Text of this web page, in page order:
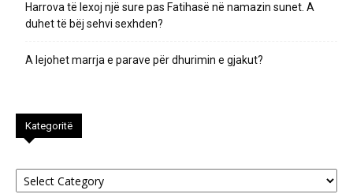
Harrova të lexoj një sure pas Fatihasë në namazin sunet. A
duhet të bëj sehvi sexhden?
A lejohet marrja e parave për dhurimin e gjakut?
Kategoritë
Kategoritë